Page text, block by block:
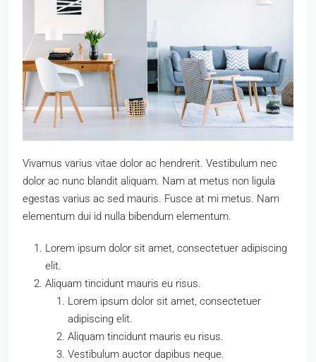
Vivamus varius vitae dolor ac hendrerit. Vestibulum nec
dolor ac nunc blandit aliquam. Nam at metus non ligula
egestas varius ac sed mauris. Fusce at mi metus. Nam
elementum dui id nulla bibendum elementum.
Lorem ipsum dolor sit amet, consectetuer adipiscing
elit.
Aliquam tincidunt mauris eu risus.
Lorem ipsum dolor sit amet, consectetuer
adipiscing elit.
Aliquam tincidunt mauris eu risus.
Vestibulum auctor dapibus neque.